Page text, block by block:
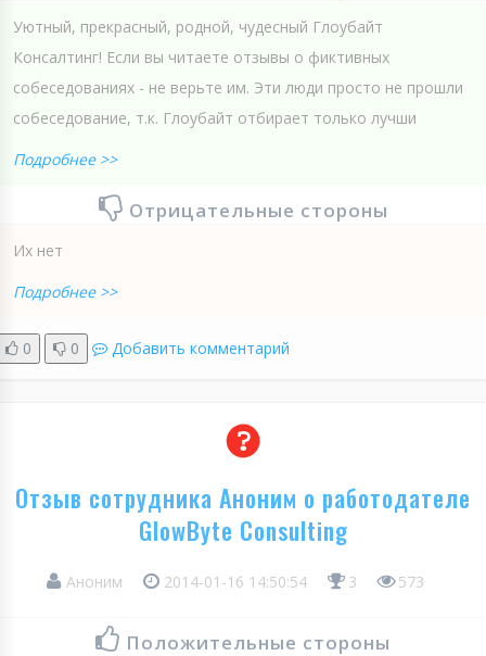
Уютный, прекрасный, родной, чудесный Глоубайт
Консалтинг! Если вы читаете отзывы о фиктивных
собеседованиях - не верьте им. Эти люди просто не прошли
собеседование, т.к. Глоубайт отбирает только лучши
Подробнее >>
Отрицательные стороны
Их нет
Подробнее >>
0 0 Добавить комментарий
Отзыв сотрудника Аноним о работодателе
GlowByte Consulting
Аноним 2014-01-16 14:50:54 3 573
Положительные стороны